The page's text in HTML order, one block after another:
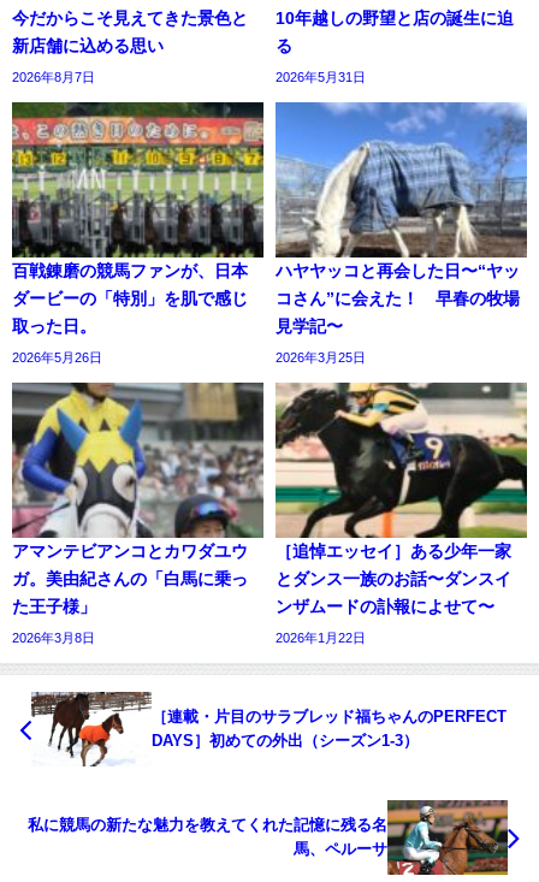
今だからこそ見えてきた景色と
新店舗に込める思い
2026年8月7日
10年越しの野望と店の誕生に迫
る
2026年5月31日
百戦錬磨の競馬ファンが、日本
ダービーの「特別」を肌で感じ
取った日。
2026年5月26日
ハヤヤッコと再会した日〜“ヤッ
コさん”に会えた！ 早春の牧場
見学記〜
2026年3月25日
アマンテビアンコとカワダユウ
ガ。美由紀さんの「白馬に乗っ
た王子様」
2026年3月8日
［追悼エッセイ］ある少年一家
とダンス一族のお話〜ダンスイ
ンザムードの訃報によせて〜
2026年1月22日
［連載・片目のサラブレッド福ちゃんのPERFECT
DAYS］初めての外出（シーズン1-3）
私に競馬の新たな魅力を教えてくれた記憶に残る名
馬、ペルーサ